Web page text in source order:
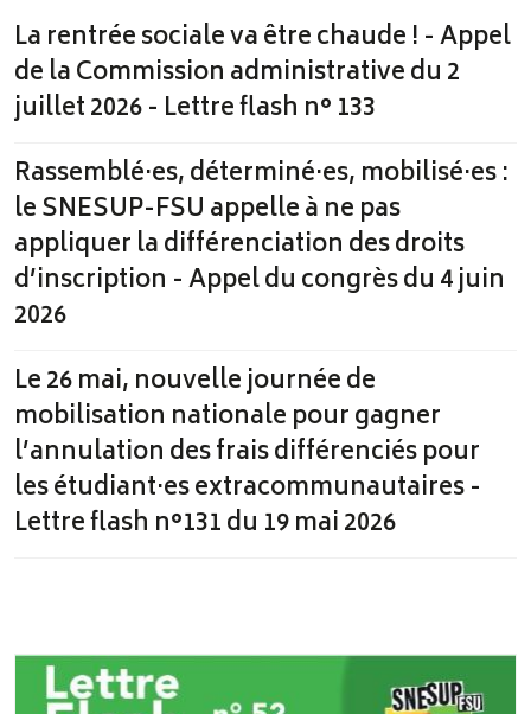
La rentrée sociale va être chaude ! - Appel
de la Commission administrative du 2
juillet 2026 - Lettre flash n° 133
Rassemblé·es, déterminé·es, mobilisé·es :
le SNESUP-FSU appelle à ne pas
appliquer la différenciation des droits
d’inscription - Appel du congrès du 4 juin
2026
Le 26 mai, nouvelle journée de
mobilisation nationale pour gagner
l’annulation des frais différenciés pour
les étudiant·es extracommunautaires -
Lettre flash n°131 du 19 mai 2026